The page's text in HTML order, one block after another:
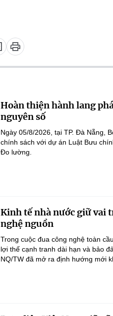
Hoàn thiện hành lang
nguyên số
Ngày 05/8/2026, tại TP. Đà Nẵng,
chính sách với dự án Luật Bưu
Đo lường.
Kinh tế nhà nước giữ vai
nghệ nguồn
Trong cuộc đua công nghệ toàn
lợi thế cạnh tranh dài hạn và bảo
NQ/TW đã mở ra định hướng mới